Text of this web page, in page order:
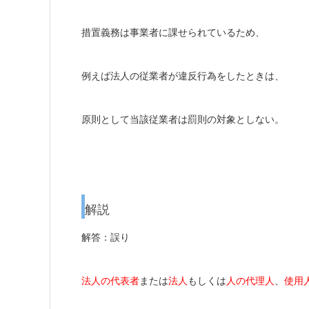
措置義務は事業者に課せられているため、
例えば法人の従業者が違反行為をしたときは、
原則として当該従業者は罰則の対象としない。
解説
解答：誤り
法人の代表者または法人 もしくは人の代理人、 使用